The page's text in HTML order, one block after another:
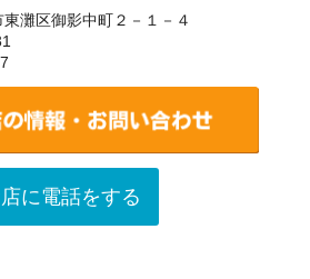
灘区御影中町２－１－４
に電話をする